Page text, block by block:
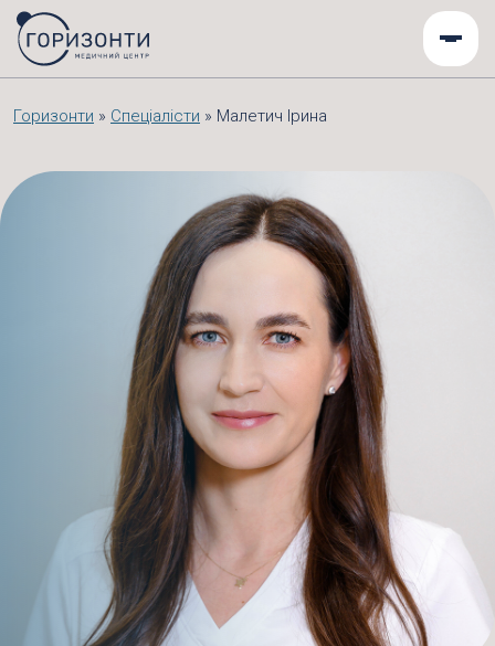
Горизонти » Спеціалісти » Малетич Ірина